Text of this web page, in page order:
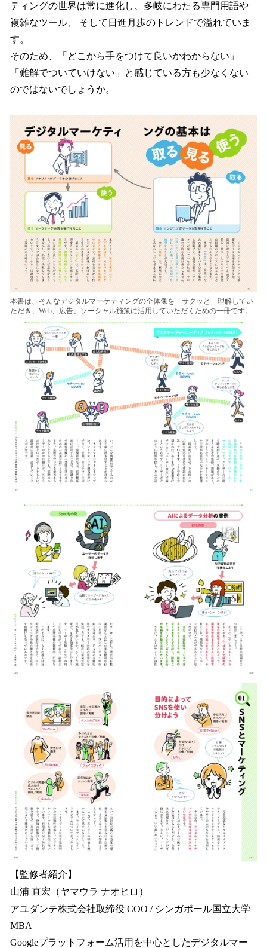
ティングの世界は常に進化し、多岐にわたる専門用語や
複雑なツール、 そして日進月歩のトレンドで溢れていま
す。
そのため、「どこから手をつけて良いかわからない」
「難解でついていけない」と感じている方も少なくない
のではないでしょうか。
本書は、そんなデジタルマーケティングの全体像を「サクッと」理解してい
ただき、Web、広告、ソーシャル施策に活用していただくための一冊です。
【監修者紹介】
山浦 直宏（ヤマウラ ナオヒロ）
アユダンテ株式会社取締役 COO / シンガポール国立大学
MBA
Googleプラットフォーム活用を中心としたデジタルマー